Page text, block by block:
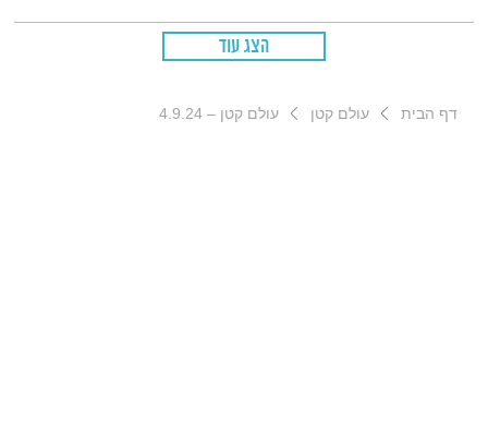
הצג עוד
דף הבית עולם קטן עולם קטן – 4.9.24